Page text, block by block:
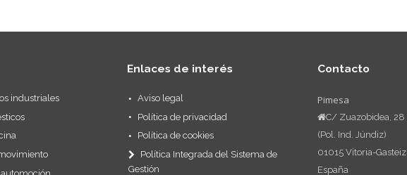
industriales
Enlaces de interés
Aviso legal
Política de privacidad
Política de cookies
Política Integrada del Sistema de
Gestión
Contacto
Pimesa
C/ Zuazobidea, 28
(Pol. Ind. Júndiz)
01015 Vitoria-Gasteiz
España